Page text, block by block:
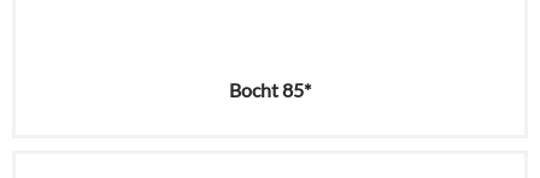
Bocht 85*